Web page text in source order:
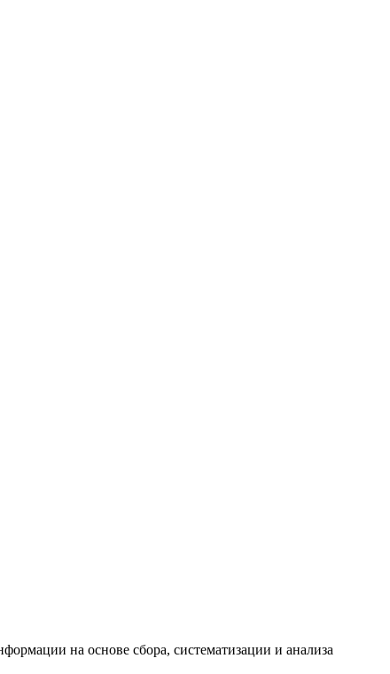
на основе сбора, систематизации и анализа